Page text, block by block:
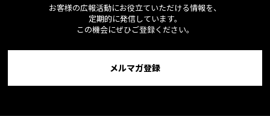
お客様の広報活動にお役立ていただける情報を、
定期的に発信しています。
この機会にぜひご登録ください。
メルマガ登録